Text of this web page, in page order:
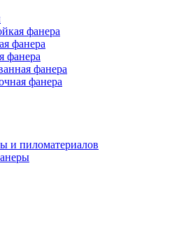
фанера
фанера
фанера
фанера
фанера
и пиломатериалов